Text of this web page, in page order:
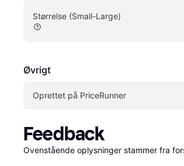
Størrelse (Small-Large)
Øvrigt
Oprettet på PriceRunner
Feedback
Ovenstående oplysninger stammer fra